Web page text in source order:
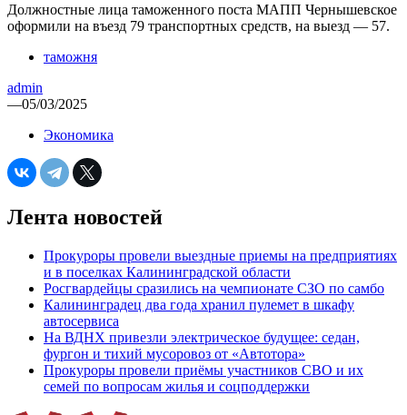
Должностные лица таможенного поста МАПП Чернышевское
оформили на въезд 79 транспортных средств, на выезд — 57.
таможня
admin
—05/03/2025
Экономика
Лента новостей
Прокуроры провели выездные приемы на предприятиях
и в поселках Калининградской области
Росгвардейцы сразились на чемпионате СЗО по самбо
Калининградец два года хранил пулемет в шкафу
автосервиса
На ВДНХ привезли электрическое будущее: седан,
фургон и тихий мусоровоз от «Автотора»
Прокуроры провели приёмы участников СВО и их
семей по вопросам жилья и соцподдержки